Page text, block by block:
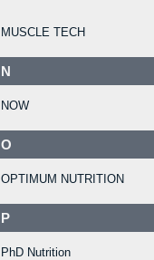
MUSCLE TECH
N
NOW
O
OPTIMUM NUTRITION
P
PhD Nutrition